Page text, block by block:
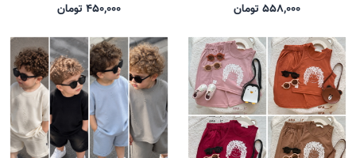
558,000 تومان
450,000 تومان